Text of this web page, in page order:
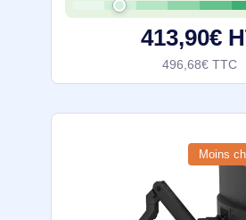
interface de montage (min):
413,90€
496,68€ TTC
Moins